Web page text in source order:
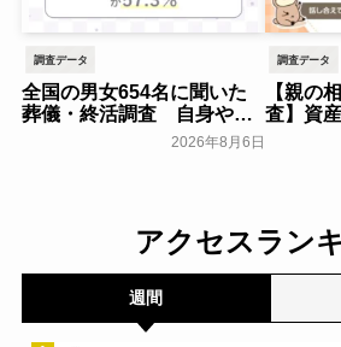
調査データ
全国の男女654名に聞いた
葬儀・終活調査 自身や家
族の葬儀について「特に考
2026年8月6日
調査データ
【親の
査】資
いる人
て400名
アクセスラン
週間